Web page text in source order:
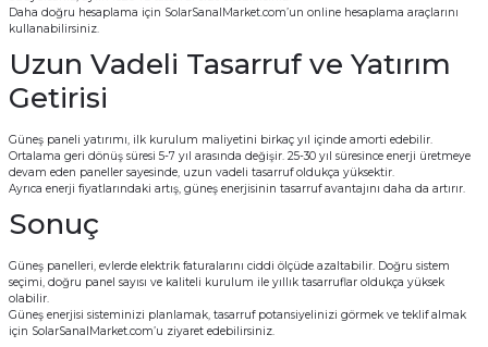
Daha doğru hesaplama için SolarSanalMarket.com’un online hesaplama araçlarını
kullanabilirsiniz.
Uzun Vadeli Tasarruf ve Yatırım
Getirisi
Güneş paneli yatırımı, ilk kurulum maliyetini birkaç yıl içinde amorti edebilir.
Ortalama geri dönüş süresi 5-7 yıl arasında değişir. 25-30 yıl süresince enerji üretmeye
devam eden paneller sayesinde, uzun vadeli tasarruf oldukça yüksektir.
Ayrıca enerji fiyatlarındaki artış, güneş enerjisinin tasarruf avantajını daha da artırır.
Sonuç
Güneş panelleri, evlerde elektrik faturalarını ciddi ölçüde azaltabilir. Doğru sistem
seçimi, doğru panel sayısı ve kaliteli kurulum ile yıllık tasarruflar oldukça yüksek
olabilir.
Güneş enerjisi sisteminizi planlamak, tasarruf potansiyelinizi görmek ve teklif almak
için SolarSanalMarket.com’u ziyaret edebilirsiniz.